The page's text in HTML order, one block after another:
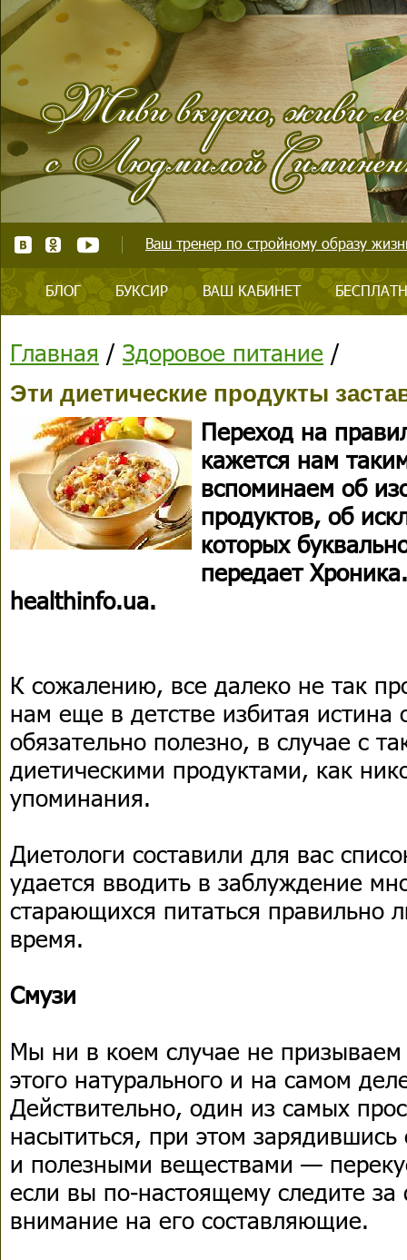
Ваш тренер по стройному образу
БЛОГ БУКСИР ВАШ КАБИНЕТ
Главная / Здоровое питание /
Эти диетические продукты
Переход на
кажется нам
вспоминаем об
продуктов, об
которых
передает
healthinfo.ua.
К сожалению, все далеко не так
нам еще в детстве избитая истина
обязательно полезно, в случае с
диетическими продуктами, как
упоминания.
Диетологи составили для вас
удается вводить в заблуждение
старающихся питаться правильно
время.
Смузи
Мы ни в коем случае не призываем
этого натурального и на самом
Действительно, один из самых
насытиться, при этом
и полезными веществами —
если вы по-настоящему следите за
внимание на его составляющие.